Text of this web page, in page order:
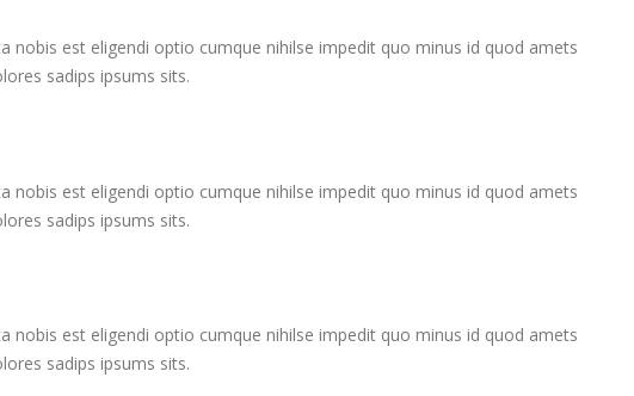
est eligendi optio cumque nihilse impedit quo minus id quod amets
sadips ipsums sits.
est eligendi optio cumque nihilse impedit quo minus id quod amets
sadips ipsums sits.
est eligendi optio cumque nihilse impedit quo minus id quod amets
sadips ipsums sits.